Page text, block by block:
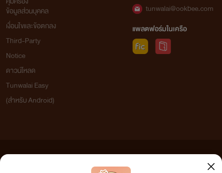
ข้อมูลส่วนบุคคล
เงื่อนไขและข้อตกลง
Third-Party
Notice
ดาวน์โหลด
Tunwalai Easy
(สำหรับ Android)
tunwalai@ookbee.com
แพลตฟอร์มในเครือ
เว็บไซต์แห่งนี้ไม่ได้เห็นด้วยและไม่ขอรับผิดชอบต่อข้อความใดๆ ทั้งสิ้น ดังนั้นผู้อ่านทุกท่านโปรดใช้